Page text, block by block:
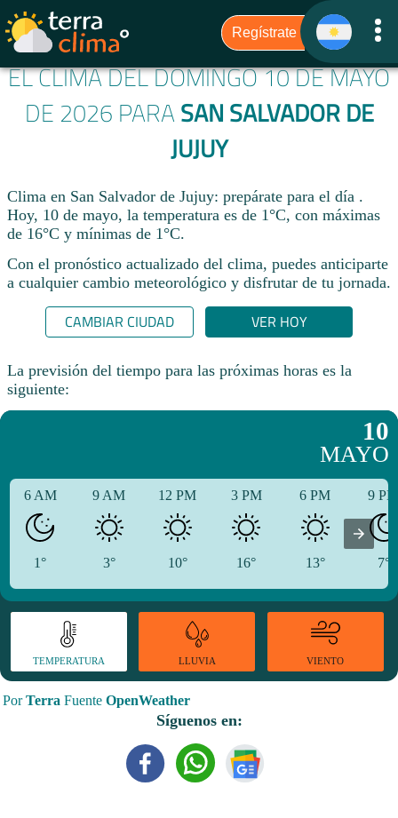
EL CLIMA DEL DOMINGO 10 DE MAYO
DE 2026 PARA SAN SALVADOR DE
JUJUY
Clima en San Salvador de Jujuy: prepárate para el día .
Hoy, 10 de mayo, la temperatura es de 1°C, con máximas
de 16°C y mínimas de 1°C.
Con el pronóstico actualizado del clima, puedes anticiparte
a cualquier cambio meteorológico y disfrutar de tu jornada.​
CAMBIAR CIUDAD VER HOY
La previsión del tiempo para las próximas horas es la
siguiente:
10
MAYO
6 AM
1°
9 AM
3°
12 PM
10°
3 PM
16°
6 PM
13°
9
7°
TEMPERATURA LLUVIA VIENTO
PorTerra Fuente OpenWeather
Síguenos en: